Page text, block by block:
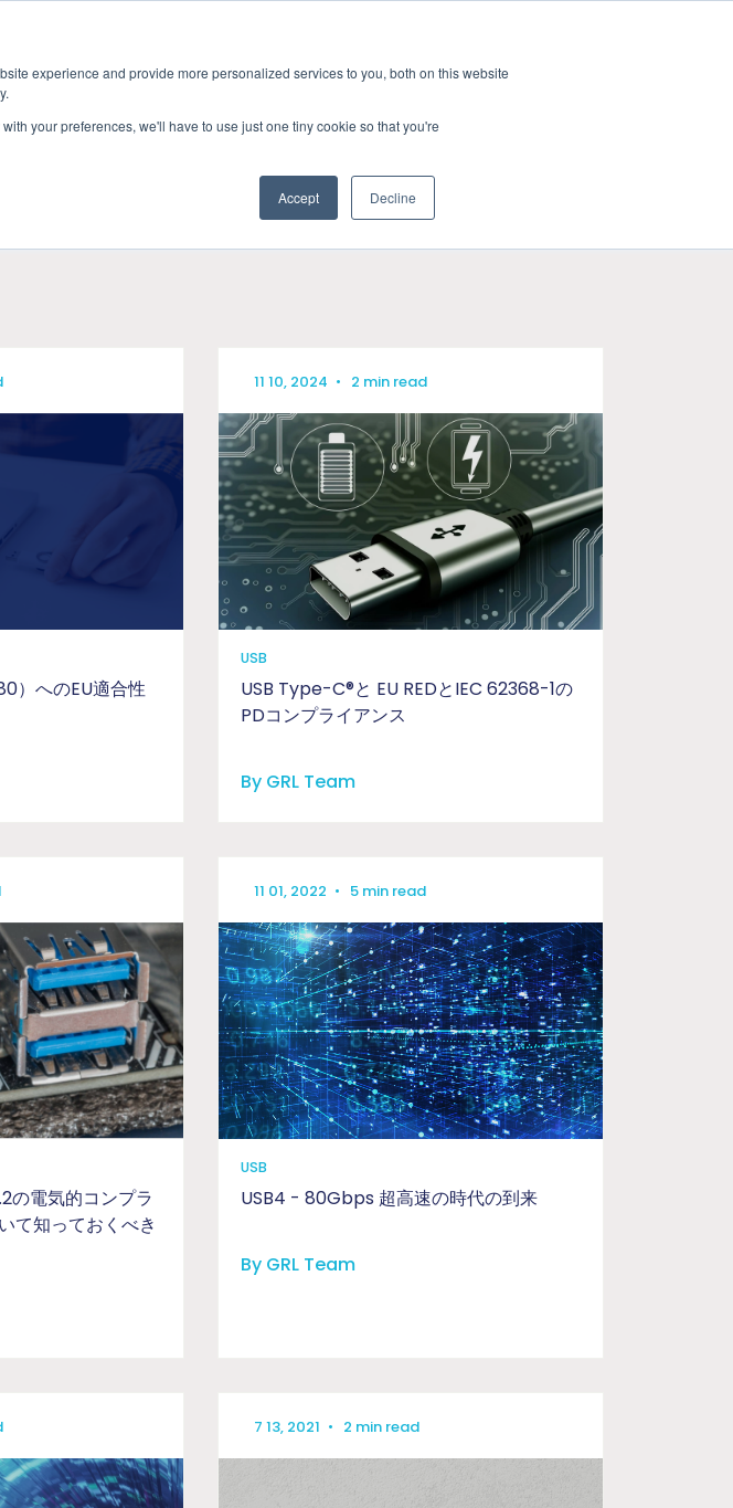
experience and provide more personalized services to you, both on this website
your preferences, we'll have to use just one tiny cookie so that you're
Accept Decline
シグナル／パワー・インテグリティ
IC性能評価試験／PHY 最適化
デバッグ／コンサルティング／トレーニング
最新ニュース
技術ブログ
概要
）へのEU適合性
11 10, 2024 • 2 min read
USB
USB Type-C®と EU REDとIEC 62368-1の
PDコンプライアンス
By GRL Team
の電気的コンプラ
て知っておくべき
11 01, 2022 • 5 min read
USB
USB4 - 80Gbps 超高速の時代の到来
By GRL Team
7 13, 2021 • 2 min read